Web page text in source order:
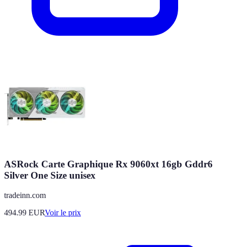
ASRock Carte Graphique Rx 9060xt 16gb Gddr6
Silver One Size unisex
tradeinn.com
494.99 EURVoir le prix